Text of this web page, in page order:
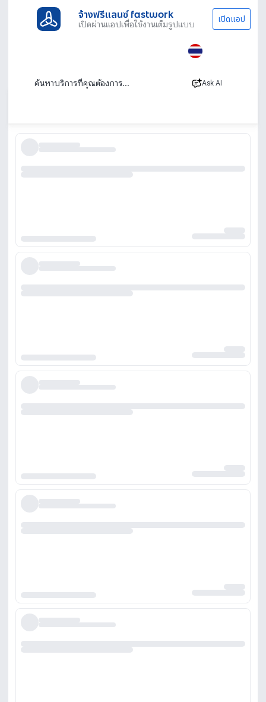
จ้างฟรีแลนซ์ fastwork
เปิดผ่านแอปเพื่อใช้งานเต็มรูปแบบ เปิดแอป
Ask AI
จ้างแม่บ้าน ทำความสะอาด
จ้างแม่บ้านทำความสะอาดคอนโด ราคาไม่แพง
แม่บ้าน คอนโด มืออาชีพ